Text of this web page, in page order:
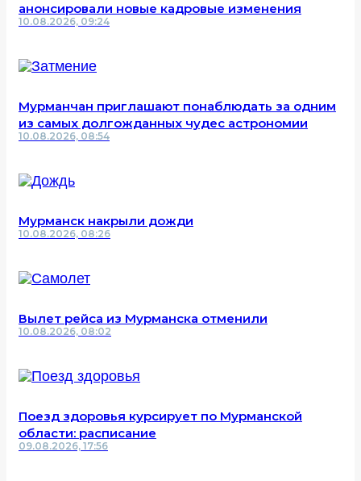
анонсировали новые кадровые изменения
10.08.2026, 09:24
Мурманчан приглашают понаблюдать за одним
из самых долгожданных чудес астрономии
10.08.2026, 08:54
Мурманск накрыли дожди
10.08.2026, 08:26
Вылет рейса из Мурманска отменили
10.08.2026, 08:02
Поезд здоровья курсирует по Мурманской
области: расписание
09.08.2026, 17:56